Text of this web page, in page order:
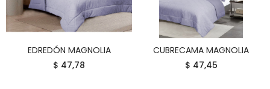
COMPRAR
EDREDÓN MAGNOLIA
$ 47,78
COMPRAR
CUBRECAMA MAGNOLIA
$ 47,45